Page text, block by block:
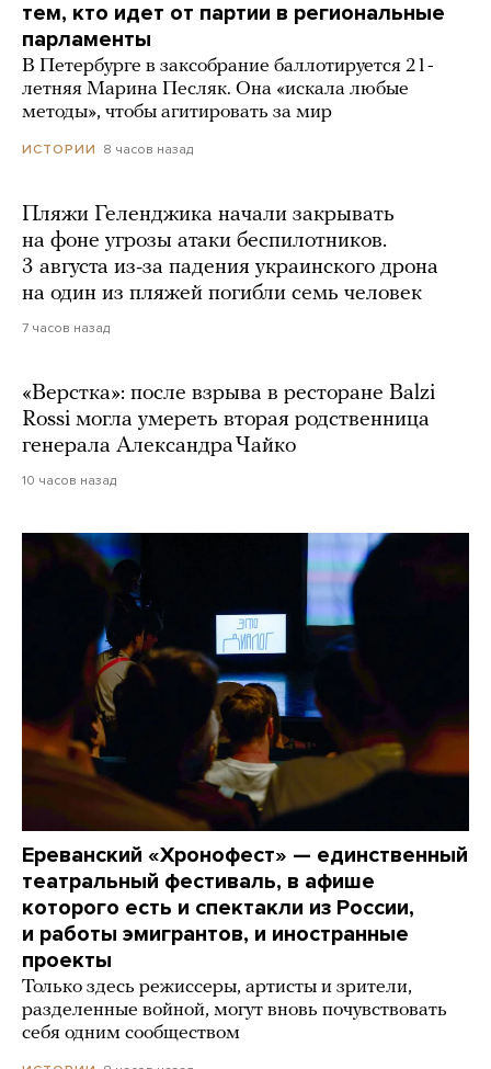
тем, кто идет от партии в региональные
парламенты
В Петербурге в заксобрание баллотируется 21-
летняя Марина Песляк. Она «искала любые
методы», чтобы агитировать за мир
ИСТОРИИ 8 часов назад
Пляжи Геленджика начали закрывать
на фоне угрозы атаки беспилотников.
3 августа из-за падения украинского дрона
на один из пляжей погибли семь человек
7 часов назад
«Верстка»: после взрыва в ресторане Balzi
Rossi могла умереть вторая родственница
генерала Александра Чайко
10 часов назад
Ереванский «Хронофест» — единственный
театральный фестиваль, в афише
которого есть и спектакли из России,
и работы эмигрантов, и иностранные
проекты
Только здесь режиссеры, артисты и зрители,
разделенные войной, могут вновь почувствовать
себя одним сообществом